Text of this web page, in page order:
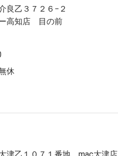
良乙３７２６−２
高知店 目の前
休